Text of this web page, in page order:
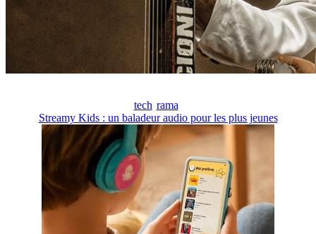
tech rama
Streamy Kids : un baladeur audio pour les plus jeunes